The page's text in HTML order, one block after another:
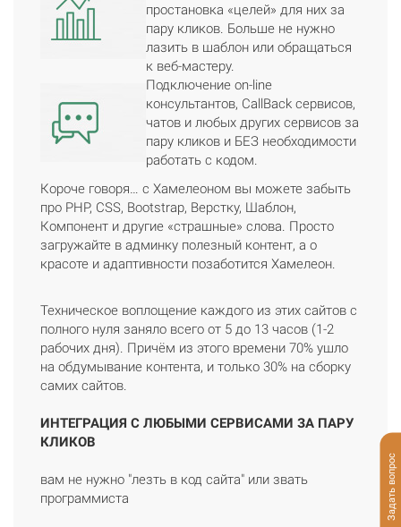
простановка «целей» для них за
пару кликов. Больше не нужно
лазить в шаблон или обращаться
к веб-мастеру.
Подключение on-line
консультантов, CallBack сервисов,
чатов и любых других сервисов за
пару кликов и БЕЗ необходимости
работать с кодом.
Короче говоря… с Хамелеоном вы можете забыть
про PHP, CSS, Bootstrap, Верстку, Шаблон,
Компонент и другие «страшные» слова. Просто
загружайте в админку полезный контент, а о
красоте и адаптивности позаботится Хамелеон.
Техническое воплощение каждого из этих сайтов с
полного нуля заняло всего от 5 до 13 часов (1-2
рабочих дня). Причём из этого времени 70% ушло
на обдумывание контента, и только 30% на сборку
самих сайтов.
ИНТЕГРАЦИЯ С ЛЮБЫМИ СЕРВИСАМИ ЗА ПАРУ
КЛИКОВ
вам не нужно "лезть в код сайта" или звать
программиста
Задать вопрос